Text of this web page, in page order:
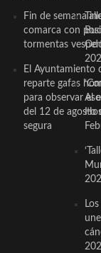
Fin de semana
comarca con
tormentas
El Ayuntamiento
reparte gafas
para observar el
del 12 de agosto
segura